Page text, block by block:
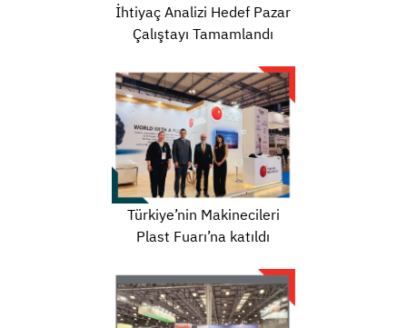
İhtiyaç Analizi Hedef Pazar
Çalıştayı Tamamlandı
Türkiye’nin Makinecileri
Plast Fuarı’na katıldı